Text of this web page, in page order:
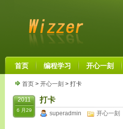
首页 编程学习 开心一刻
首页 > 开心一刻 > 打卡
2011
6 月29
打卡
superadmin 开心一刻